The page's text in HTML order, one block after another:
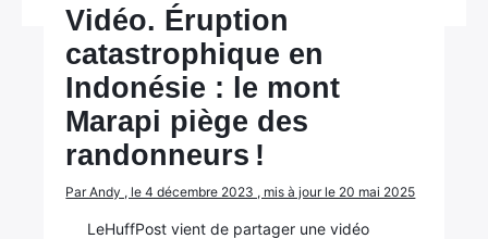
Vidéo. Éruption
catastrophique en
Indonésie : le mont
Marapi piège des
randonneurs !
Par Andy , le 4 décembre 2023 , mis à jour le 20 mai 2025
LeHuffPost vient de partager une vidéo